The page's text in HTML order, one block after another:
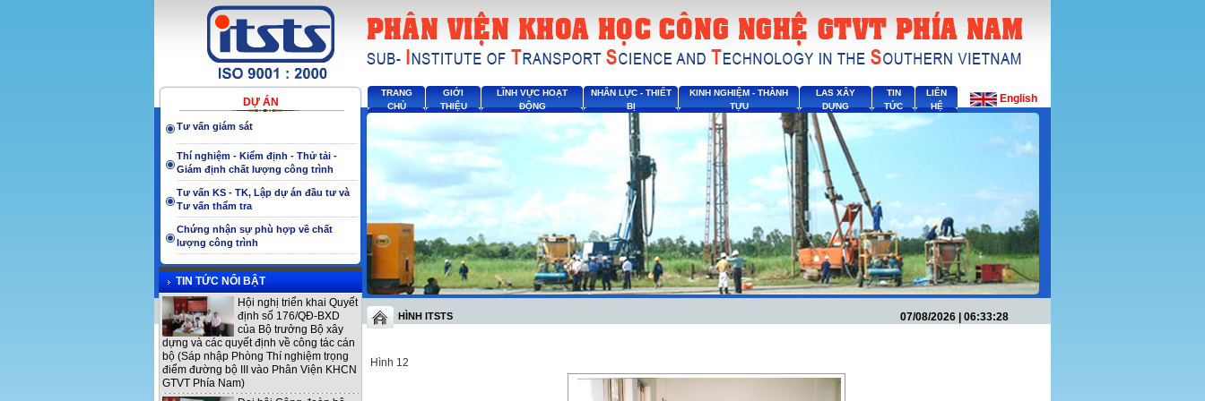
DỰ ÁN
Tư vấn giám sát
Thí nghiệm - Kiểm định - Thử tải -
Giám định chất lượng công trình
Tư vấn KS - TK, Lập dự án đầu tư và
Tư vấn thẩm tra
Chứng nhận sự phù hợp về chất
lượng công trình
TIN TỨC NỔI BẬT
Hội nghị triển khai Quyết
định số 176/QĐ-BXD
của Bộ trưởng Bộ xây
dựng và các quyết định về công tác cán
bộ (Sáp nhập Phòng Thí nghiệm trọng
điểm đường bộ III vào Phân Viện KHCN
GTVT Phía Nam)
TRANG
CHỦ
GIỚI
THIỆU
LĨNH VỰC HOẠT
ĐỘNG
NHÂN LỰC - THIẾT
BỊ
KINH NGHIỆM - THÀNH
TỰU
LAS XÂY
DỰNG
TIN
TỨC
LIÊN
HỆ
English
HÌNH ITSTS 07/08/2026 | 06:33:28
Hình 12